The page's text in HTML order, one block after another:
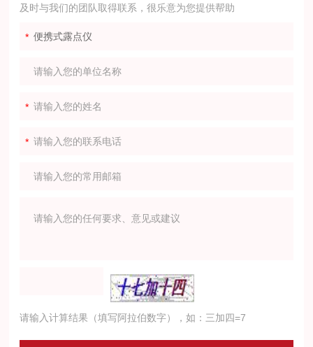
及时与我们的团队取得联系，很乐意为您提供帮助
请输入计算结果（填写阿拉伯数字），如：三加四=7